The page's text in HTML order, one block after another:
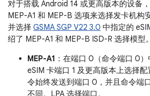
对于搭载 Android 14 或更高版本的设备
MEP-A1 和 MEP-B 选项来选择发卡机构
并选择 GSMA SGP V22 3.0 中指定的
绍了 MEP-A1 和 MEP-B ISD-R 选择模型。
MEP-A1 ：在端口 0（命令端口 0
eSIM 卡端口 1 及更高版本上选择
令始终发送到端口 0，并且命令端
不同。LPA 选择端口。